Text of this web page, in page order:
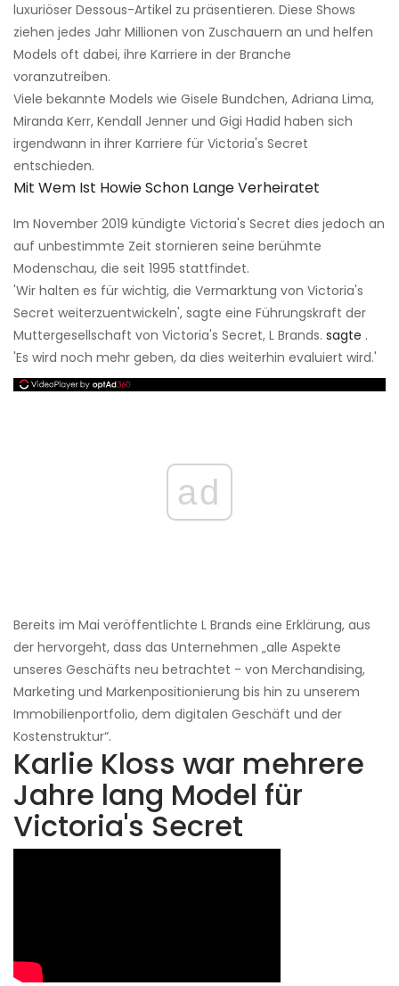
luxuriöser Dessous-Artikel zu präsentieren. Diese Shows
ziehen jedes Jahr Millionen von Zuschauern an und helfen
Models oft dabei, ihre Karriere in der Branche
voranzutreiben.
Viele bekannte Models wie Gisele Bundchen, Adriana Lima,
Miranda Kerr, Kendall Jenner und Gigi Hadid haben sich
irgendwann in ihrer Karriere für Victoria's Secret
entschieden.
Mit Wem Ist Howie Schon Lange Verheiratet
Im November 2019 kündigte Victoria's Secret dies jedoch an
auf unbestimmte Zeit stornieren seine berühmte
Modenschau, die seit 1995 stattfindet.
'Wir halten es für wichtig, die Vermarktung von Victoria's
Secret weiterzuentwickeln', sagte eine Führungskraft der
Muttergesellschaft von Victoria's Secret, L Brands. sagte .
'Es wird noch mehr geben, da dies weiterhin evaluiert wird.'
ad
Bereits im Mai veröffentlichte L Brands eine Erklärung, aus
der hervorgeht, dass das Unternehmen „alle Aspekte
unseres Geschäfts neu betrachtet - von Merchandising,
Marketing und Markenpositionierung bis hin zu unserem
Immobilienportfolio, dem digitalen Geschäft und der
Kostenstruktur“.
Karlie Kloss war mehrere
Jahre lang Model für
Victoria's Secret